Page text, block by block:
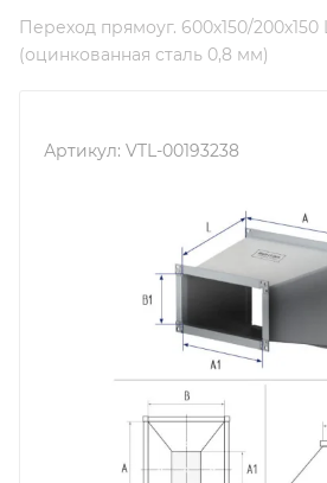
Переход прямоуг. 600х150/200х150
(оцинкованная сталь 0,8 мм)
Артикул: VTL-00193238